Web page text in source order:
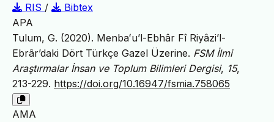
RIS /
Bibtex
APA
Tulum, G. (2020). Menbaʻu’l-Ebhâr Fî Riyâzi’l-
Ebrâr’daki Dört Türkçe Gazel Üzerine. FSM İlmi
Araştırmalar İnsan ve Toplum Bilimleri Dergisi, 15,
213-229. https://doi.org/10.16947/fsmia.758065
AMA